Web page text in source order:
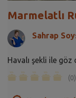
Marmelatlı
Sahrap
Havalı şekli ile
(0)